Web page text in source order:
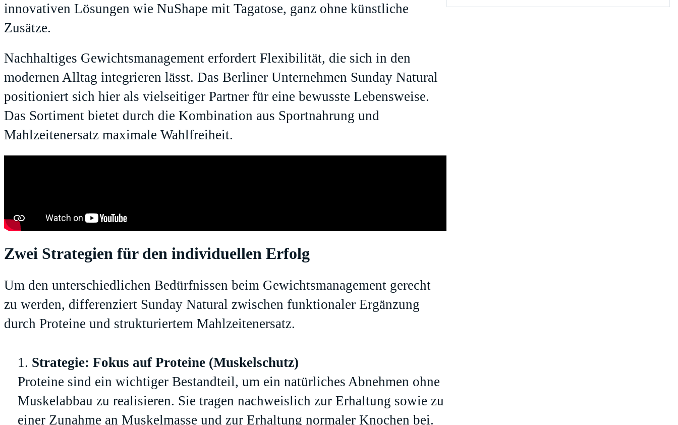
innovativen Lösungen wie NuShape mit Tagatose, ganz ohne künstliche
Zusätze.
Nachhaltiges Gewichtsmanagement erfordert Flexibilität, die sich in den
modernen Alltag integrieren lässt. Das Berliner Unternehmen Sunday Natural
positioniert sich hier als vielseitiger Partner für eine bewusste Lebensweise.
Das Sortiment bietet durch die Kombination aus Sportnahrung und
Mahlzeitenersatz maximale Wahlfreiheit.
Zwei Strategien für den individuellen Erfolg
Um den unterschiedlichen Bedürfnissen beim Gewichtsmanagement gerecht
zu werden, differenziert Sunday Natural zwischen funktionaler Ergänzung
durch Proteine und strukturiertem Mahlzeitenersatz.
Strategie: Fokus auf Proteine (Muskelschutz)
Proteine sind ein wichtiger Bestandteil, um ein natürliches Abnehmen ohne
Muskelabbau zu realisieren. Sie tragen nachweislich zur Erhaltung sowie zu
einer Zunahme an Muskelmasse und zur Erhaltung normaler Knochen bei.